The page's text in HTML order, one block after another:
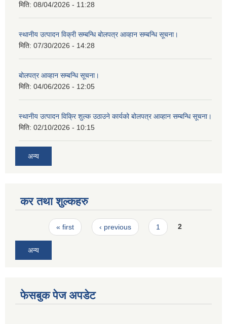
मिति: 08/04/2026 - 11:28
स्थानीय उत्पादन विक्री सम्बन्धि बोलपत्र आव्हान सम्बन्धि सूचना।
मिति: 07/30/2026 - 14:28
बोलपत्र आव्हान सम्बन्धि सूचना।
मिति: 04/06/2026 - 12:05
स्थानीय उत्पादन विक्रि शुल्क उठाउने कार्यको बोलपत्र आव्हान सम्बन्धि सूचना।
मिति: 02/10/2026 - 10:15
अन्य
कर तथा शुल्कहरु
Pages« first ‹ previous 1 2
अन्य
फेसबुक पेज अपडेट